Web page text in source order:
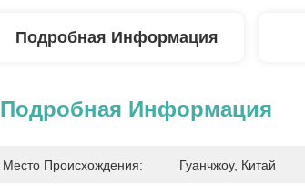
Подробная Информация
Подробная Информация
Место Происхождения: Гуанчжоу, Китай